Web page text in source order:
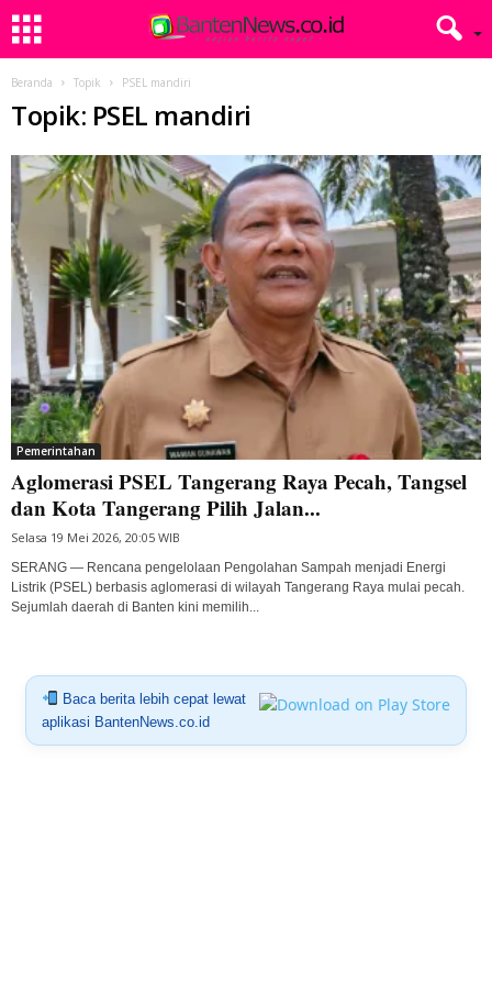
Beranda Topik PSEL mandiri
Topik: PSEL mandiri
Pemerintahan
Aglomerasi PSEL Tangerang Raya Pecah, Tangsel
dan Kota Tangerang Pilih Jalan...
Selasa 19 Mei 2026, 20:05 WIB
SERANG — Rencana pengelolaan Pengolahan Sampah menjadi Energi
Listrik (PSEL) berbasis aglomerasi di wilayah Tangerang Raya mulai pecah.
Sejumlah daerah di Banten kini memilih...
Baca berita lebih cepat lewat
aplikasi BantenNews.co.id